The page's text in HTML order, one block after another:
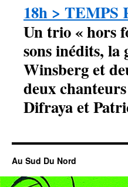
18h > TEMPS
Un trio « hors
sons inédits, la
Winsberg et
deux
Difraya et
Au Sud Du Nord